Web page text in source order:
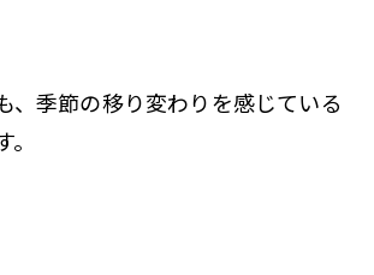
、季節の移り変わりを感じている